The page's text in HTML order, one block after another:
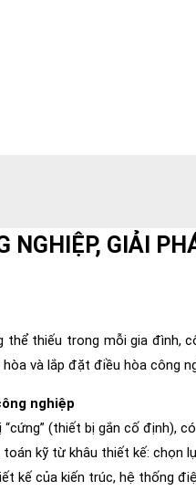
NGHIỆP, GIẢI
thiếu trong mỗi gia đình,
và lắp đặt điều hòa công
nghiệp
(thiết bị gắn cố định),
kỹ từ khâu thiết kế: chọn
kế của kiến trúc, hệ thống